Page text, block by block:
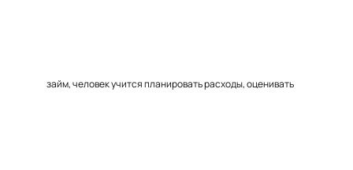
займ, человек учится планировать расходы, оценивать